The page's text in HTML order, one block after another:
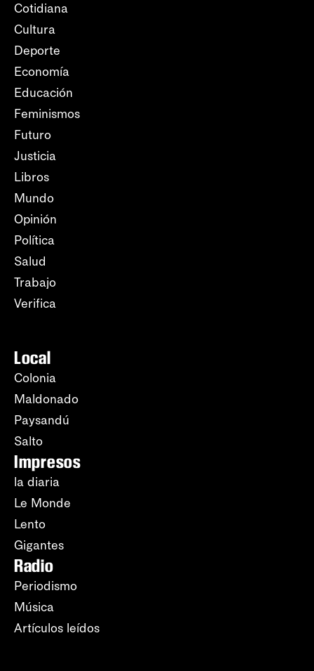
Cotidiana
Cultura
Deporte
Economía
Educación
Feminismos
Futuro
Justicia
Libros
Mundo
Opinión
Política
Salud
Trabajo
Verifica
Local
Colonia
Maldonado
Paysandú
Salto
Impresos
la diaria
Le Monde
Lento
Gigantes
Radio
Periodismo
Música
Artículos leídos